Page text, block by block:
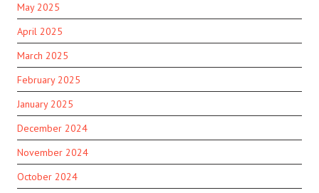
May 2025
April 2025
March 2025
February 2025
January 2025
December 2024
November 2024
October 2024